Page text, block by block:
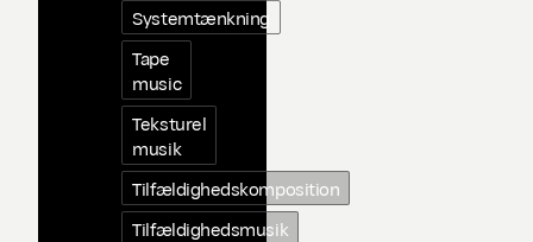
Systemtænkning
Tape
music
Teksturel
musik
Tilfældighedskomposition
Tilfældighedsmusik